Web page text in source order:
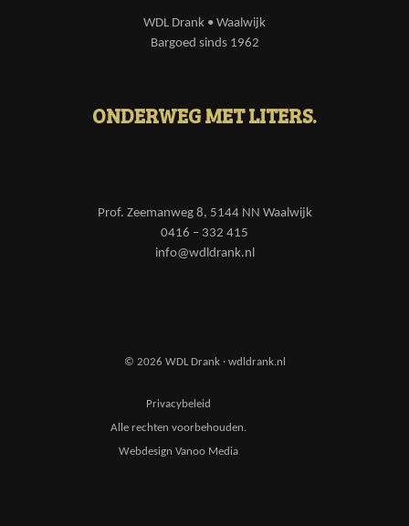
WDL Drank • Waalwijk
Bargoed sinds 1962
ONDERWEG MET LITERS.
Prof. Zeemanweg 8, 5144 NN Waalwijk
0416 – 332 415
info@wdldrank.nl
© 2026 WDL Drank · wdldrank.nl
Privacybeleid
Alle rechten voorbehouden.
Webdesign Vanoo Media